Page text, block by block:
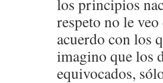
los principios
respeto no le
acuerdo con los
imagino que los
equivocados,